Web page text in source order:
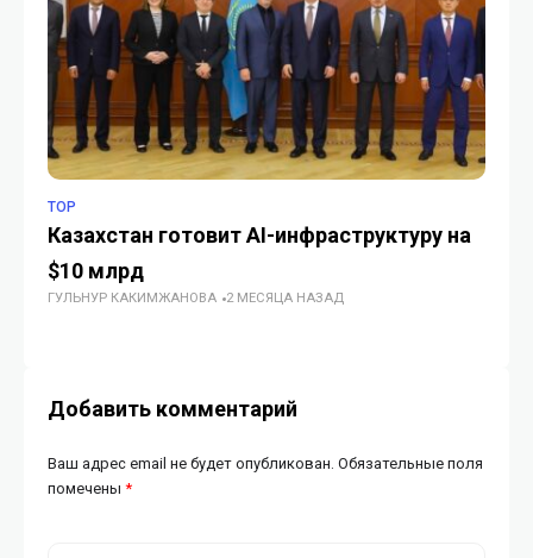
TOP
Казахстан готовит AI-инфраструктуру на
$10 млрд
ГУЛЬНУР КАКИМЖАНОВА 2 МЕСЯЦА НАЗАД
Добавить комментарий
Ваш адрес email не будет опубликован. Обязательные поля
помечены *